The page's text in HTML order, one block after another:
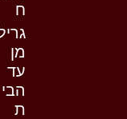
ח
מן
עד
הבי
ת